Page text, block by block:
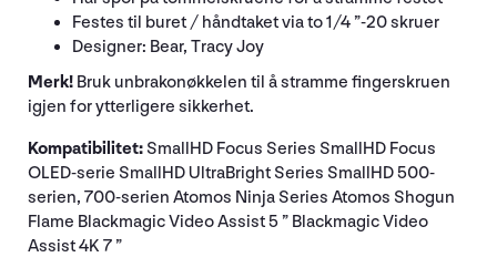
Festes til buret / håndtaket via to 1/4 ”-20 skruer
Designer: Bear, Tracy Joy
Merk! Bruk unbrakonøkkelen til å stramme fingerskruen
igjen for ytterligere sikkerhet.
Kompatibilitet: SmallHD Focus Series SmallHD Focus
OLED-serie SmallHD UltraBright Series SmallHD 500-
serien, 700-serien Atomos Ninja Series Atomos Shogun
Flame Blackmagic Video Assist 5 ” Blackmagic Video
Assist 4K 7 ”